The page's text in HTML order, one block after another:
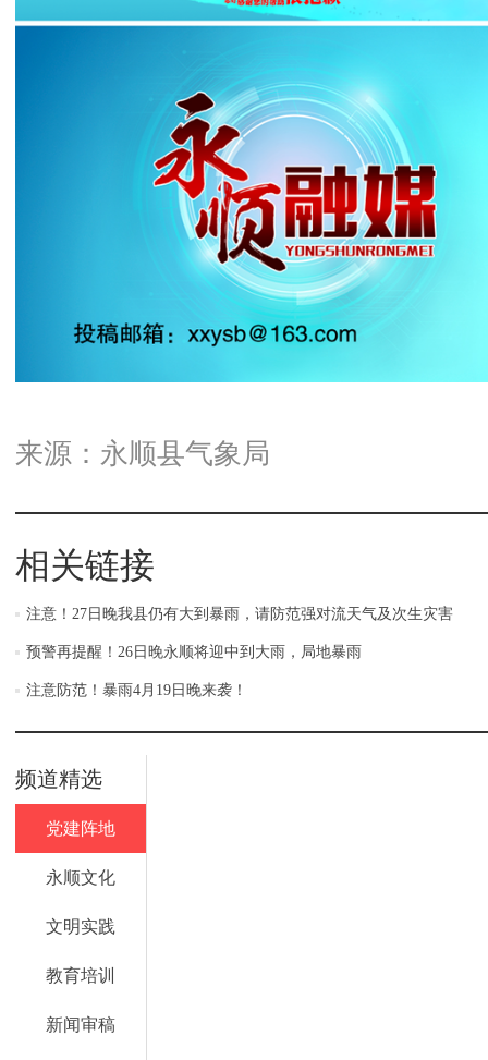
来源：永顺县气象局
相关链接
注意！27日晚我县仍有大到暴雨，请防范强对流天气及次生灾害
预警再提醒！26日晚永顺将迎中到大雨，局地暴雨
注意防范！暴雨4月19日晚来袭！
频道精选
党建阵地
永顺文化
文明实践
教育培训
新闻审稿